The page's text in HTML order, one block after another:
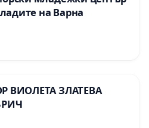
на Варна
ВИОЛЕТА ЗЛАТЕВА